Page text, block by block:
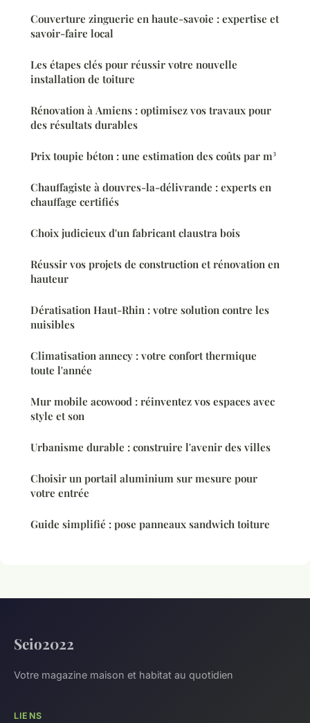
Couverture zinguerie en haute-savoie : expertise et
savoir-faire local
Les étapes clés pour réussir votre nouvelle
installation de toiture
Rénovation à Amiens : optimisez vos travaux pour
des résultats durables
Prix toupie béton : une estimation des coûts par m³
Chauffagiste à douvres-la-délivrande : experts en
chauffage certifiés
Choix judicieux d'un fabricant claustra bois
Réussir vos projets de construction et rénovation en
hauteur
Dératisation Haut-Rhin : votre solution contre les
nuisibles
Climatisation annecy : votre confort thermique
toute l'année
Mur mobile acowood : réinventez vos espaces avec
style et son
Urbanisme durable : construire l'avenir des villes
Choisir un portail aluminium sur mesure pour
votre entrée
Guide simplifié : pose panneaux sandwich toiture
Seio2022
Votre magazine maison et habitat au quotidien
LIENS